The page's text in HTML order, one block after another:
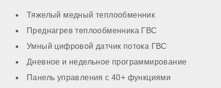
Производительность горячей воды при ΔТ=25℃
Тяжелый медный теплообменник
Преднагрев теплообменника ГВС
Умный цифровой датчик потока ГВС
Дневное и недельное программирование
Панель управления с 40+ функциями